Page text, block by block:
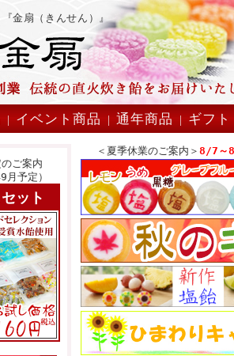
金扇（きんせん）』
| イベント商品 | 通年商品 | ギフト
ご案内
月予定）
ット
＜夏季休業のご案内＞ 8/7～